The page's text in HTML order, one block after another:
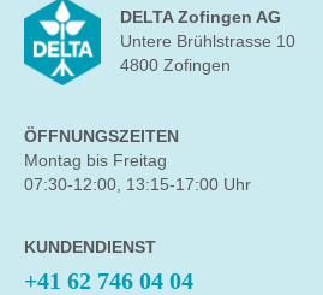
DELTA Zofingen AG
Untere Brühlstrasse 10
4800 Zofingen
ÖFFNUNGSZEITEN
Montag bis Freitag
07:30-12:00, 13:15-17:00 Uhr
KUNDENDIENST
+41 62 746 04 04